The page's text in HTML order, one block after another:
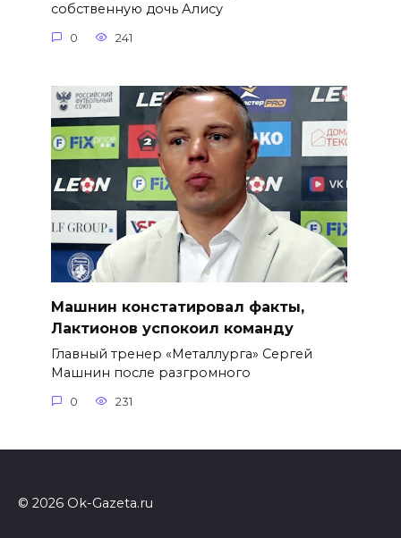
собственную дочь Алису
0 241
Машнин констатировал факты,
Лактионов успокоил команду
Главный тренер «Металлурга» Сергей
Машнин после разгромного
0 231
© 2026 Ok-Gazeta.ru